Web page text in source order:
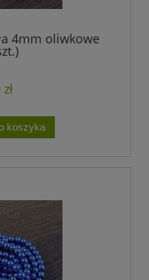
4mm oliwkowe
koszyka